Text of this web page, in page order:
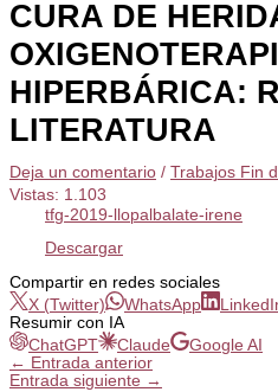
CURA DE
HIPERBÁRICA:
LITERATURA
Deja un comentario / Trabajos Fin
Vistas: 1.103
tfg-2019-llopalbalate-irene
Descargar
Compartir en redes sociales
X (Twitter)
WhatsApp
Resumir con IA
ChatGPT
Claude
Google AI
← Entrada anterior
Entrada siguiente →